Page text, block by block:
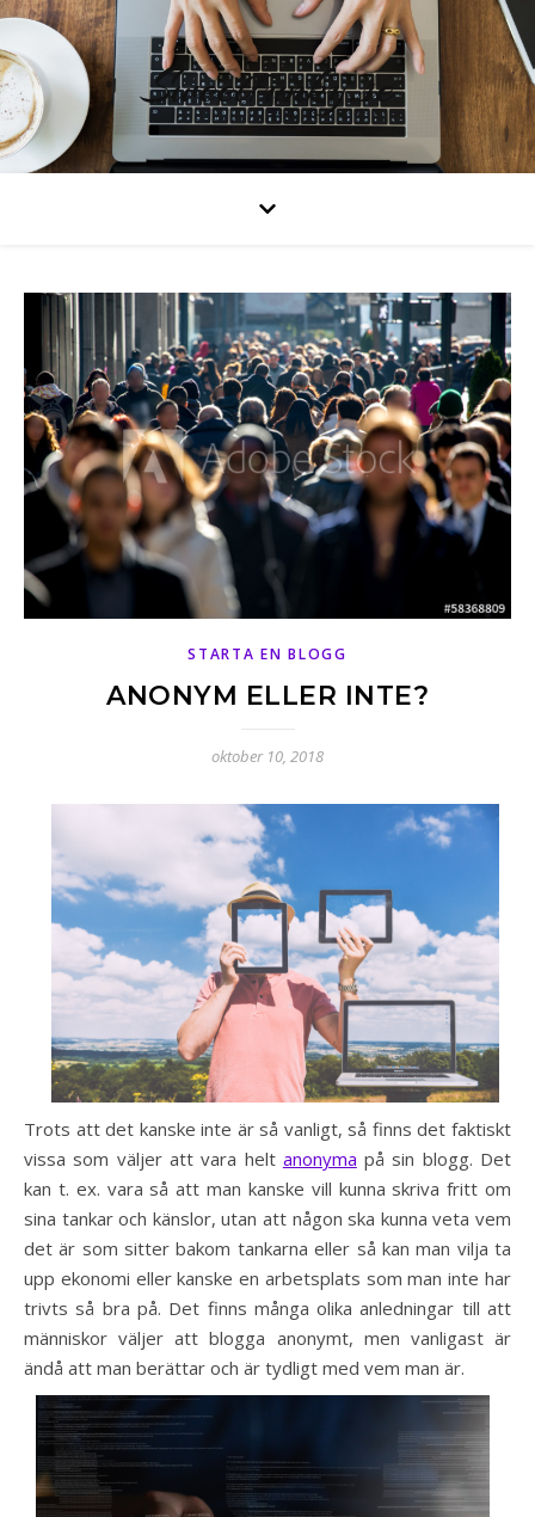
Sweetfunky.se
STARTA EN BLOGG
ANONYM ELLER INTE?
oktober 10, 2018
Trots att det kanske inte är så vanligt, så finns det faktiskt
vissa som väljer att vara helt anonyma på sin blogg. Det
kan t. ex. vara så att man kanske vill kunna skriva fritt om
sina tankar och känslor, utan att någon ska kunna veta vem
det är som sitter bakom tankarna eller så kan man vilja ta
upp ekonomi eller kanske en arbetsplats som man inte har
trivts så bra på. Det finns många olika anledningar till att
människor väljer att blogga anonymt, men vanligast är
ändå att man berättar och är tydligt med vem man är.